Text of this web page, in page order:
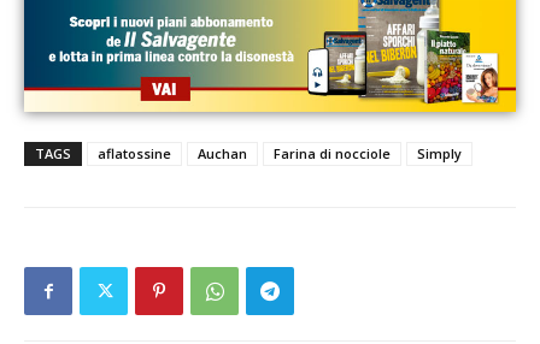
TAGS aflatossine Auchan Farina di nocciole Simply